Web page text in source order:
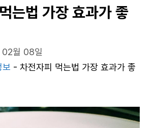
는법 가장 효과가 좋
02월 08일
보 - 차전자피 먹는법 가장 효과가 좋